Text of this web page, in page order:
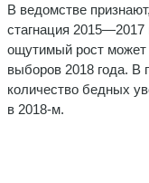
В ведомстве
стагнация
ощутимый рост может
выборов 2018 года. В
количество бедных
в 2018-м.